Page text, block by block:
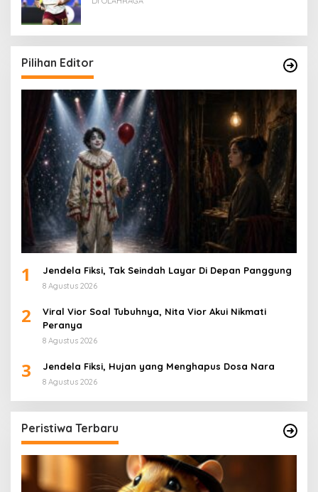
Pilihan Editor
1 Jendela Fiksi, Tak Seindah Layar Di Depan Panggung
8 Agustus 2026
2
Viral Vior Soal Tubuhnya, Nita Vior Akui Nikmati
Peranya
8 Agustus 2026
3 Jendela Fiksi, Hujan yang Menghapus Dosa Nara
8 Agustus 2026
Peristiwa Terbaru